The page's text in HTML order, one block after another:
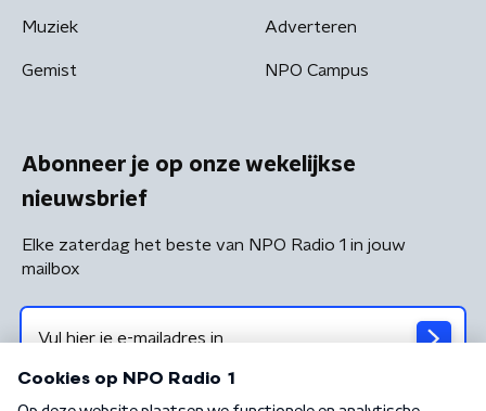
Muziek
Gemist
Adverteren
NPO Campus
Abonneer je op onze wekelijkse
nieuwsbrief
Elke zaterdag het beste van NPO Radio 1 in jouw
mailbox